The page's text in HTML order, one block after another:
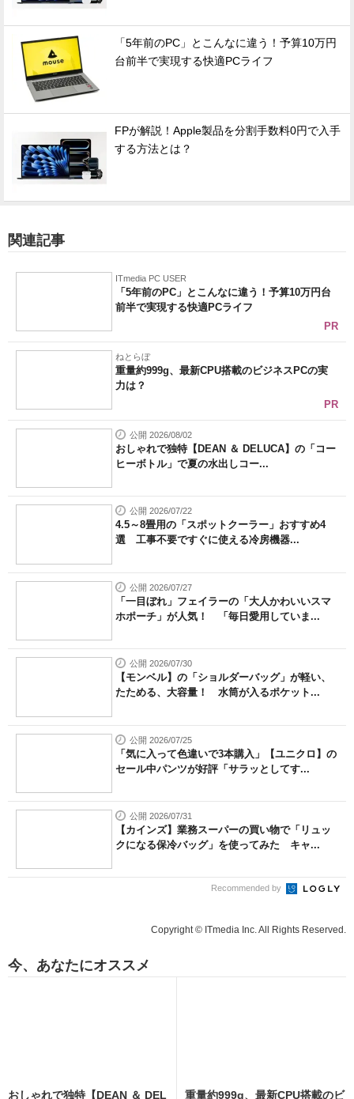
「5年前のPC」とこんなに違う！予算10万円
台前半で実現する快適PCライフ
FPが解説！Apple製品を分割手数料0円で入手
する方法とは？
関連記事
ITmedia PC USER
「5年前のPC」とこんなに違う！予算10万円台
前半で実現する快適PCライフ
PR
ねとらぼ
重量約999g、最新CPU搭載のビジネスPCの実
力は？
PR
公開 2026/08/02
おしゃれで独特【DEAN ＆ DELUCA】の「コー
ヒーボトル」で夏の水出しコー...
公開 2026/07/22
4.5～8畳用の「スポットクーラー」おすすめ4
選 工事不要ですぐに使える冷房機器...
公開 2026/07/27
「一目ぼれ」フェイラーの「大人かわいいスマ
ホポーチ」が人気！ 「毎日愛用していま...
公開 2026/07/30
【モンベル】の「ショルダーバッグ」が軽い、
たためる、大容量！ 水筒が入るポケット...
公開 2026/07/25
「気に入って色違いで3本購入」【ユニクロ】の
セール中パンツが好評「サラッとしてす...
公開 2026/07/31
【カインズ】業務スーパーの買い物で「リュッ
クになる保冷バッグ」を使ってみた キャ...
Recommended by
Copyright © ITmedia Inc. All Rights Reserved.
今、あなたにオススメ
おしゃれで独特【DEAN ＆ DEL 重量約999g、最新CPU搭載のビ